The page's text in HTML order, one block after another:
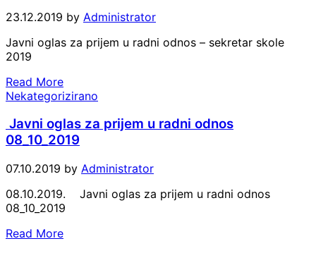
23.12.2019 by Administrator
Javni oglas za prijem u radni odnos – sekretar skole
2019
Read More
Nekategorizirano
Javni oglas za prijem u radni odnos
08_10_2019
07.10.2019 by Administrator
08.10.2019. Javni oglas za prijem u radni odnos
08_10_2019
Read More